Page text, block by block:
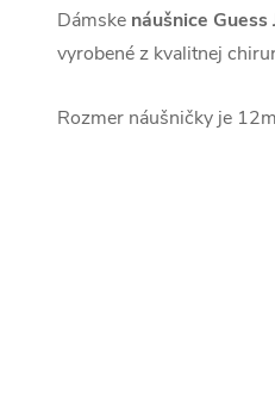
Dámske náušnice Guess
vyrobené z kvalitnej
Rozmer náušničky je